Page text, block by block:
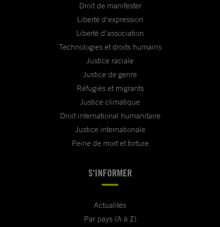
Droit de manifester
Liberté d'expression
Liberté d'association
Technologies et droits humains
Justice raciale
Justice de genre
Réfugiés et migrants
Justice climatique
Droit international humanitaire
Justice internationale
Peine de mort et torture
S'INFORMER
Actualités
Par pays (A à Z)